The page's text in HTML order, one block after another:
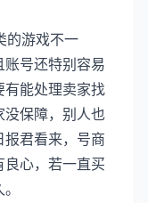
的游戏不一
账号还特别容易
有能处理卖家找
没保障，别人也
报君看来，号商
良心，若一直买